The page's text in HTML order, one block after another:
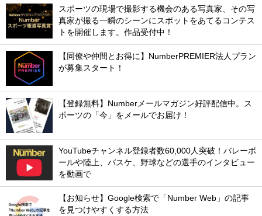
スポーツの現場で撮影する機会のある写真家、その写
真家が撮る一瞬のシーンにスポットをあてるコンテス
トを開催します。作品受付中！
【同僚や仲間とお得に】NumberPREMIER法人プラン
が募集スタート！
【登録無料】Numberメールマガジン好評配信中。ス
ポーツの「今」をメールでお届け！
YouTubeチャンネル登録者数60,000人突破！バレーボ
ールや陸上、バスケ、野球などの選手のインタビュー
を動画で
【お知らせ】Google検索で「Number Web」の記事
を見つけやすくする方法